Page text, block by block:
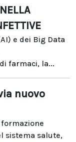
e dei Big Data
farmaci, la...
nuovo
sistema salute,